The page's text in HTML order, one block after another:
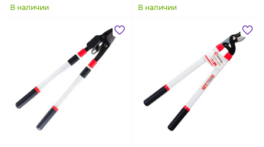
В наличии В наличии